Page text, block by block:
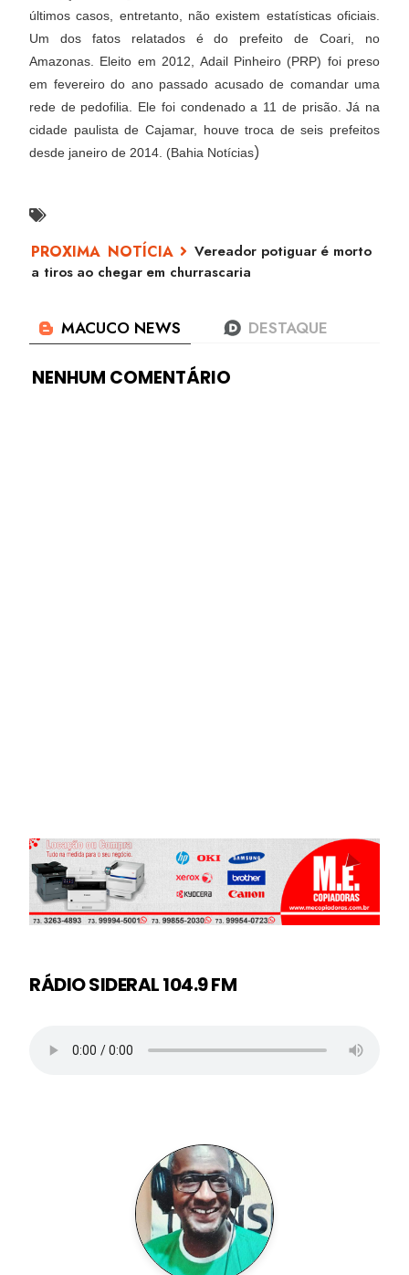
últimos casos, entretanto, não existem estatísticas oficiais.
Um dos fatos relatados é do prefeito de Coari, no
Amazonas. Eleito em 2012, Adail Pinheiro (PRP) foi preso
em fevereiro do ano passado acusado de comandar uma
rede de pedofilia. Ele foi condenado a 11 de prisão. Já na
cidade paulista de Cajamar, houve troca de seis prefeitos
desde janeiro de 2014. (Bahia Notícias)
Vereador potiguar é morto
a tiros ao chegar em churrascaria
NENHUM COMENTÁRIO
RÁDIO SIDERAL 104.9 FM